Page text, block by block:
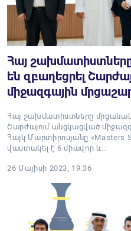
Հայ
են զբաղեցրել
միջազգային
Հայ շախմատիստները
Շարժայում անցկացված
Հայկ Մարտիրոսյանը «Masters
վաստակել է 6 միավոր և…
26 Մայիսի 2023, 19:36